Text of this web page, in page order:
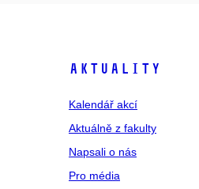
Aktuality
Kalendář akcí
Aktuálně z fakulty
Napsali o nás
Pro média